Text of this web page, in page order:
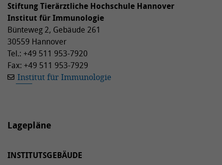
Stiftung Tierärztliche Hochschule Hannover
Institut für Immunologie
Bünteweg 2, Gebäude 261
30559 Hannover
Tel.: +49 511 953-7920
Fax: +49 511 953-7929
Institut für Immunologie
Lagepläne
INSTITUTSGEBÄUDE